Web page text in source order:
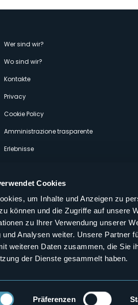
Cookies
um Inhalte und Anzeigen zu
können und die Zugriffe auf unsere
zu Ihrer Verwendung unserer
und Analysen weiter. Unsere Partner
weiteren Daten zusammen, die Sie
der Dienste gesammelt haben.
Präferenzen
Menù
secondario
Wer sind wir?
Wo sind wir?
Kontakte
Privacy
Cookie Policy
Amministrazione trasparente
Erlebnisse
VB - Italy